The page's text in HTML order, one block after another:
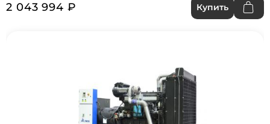
2 043 994 ₽
Купить